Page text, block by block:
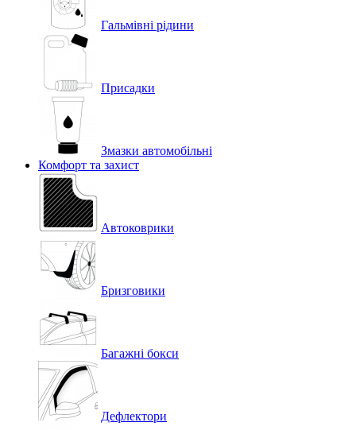
Гальмівні рідини
Присадки
Змазки автомобільні
Комфорт та захист
Автоковрики
Бризговики
Багажні бокси
Дефлектори